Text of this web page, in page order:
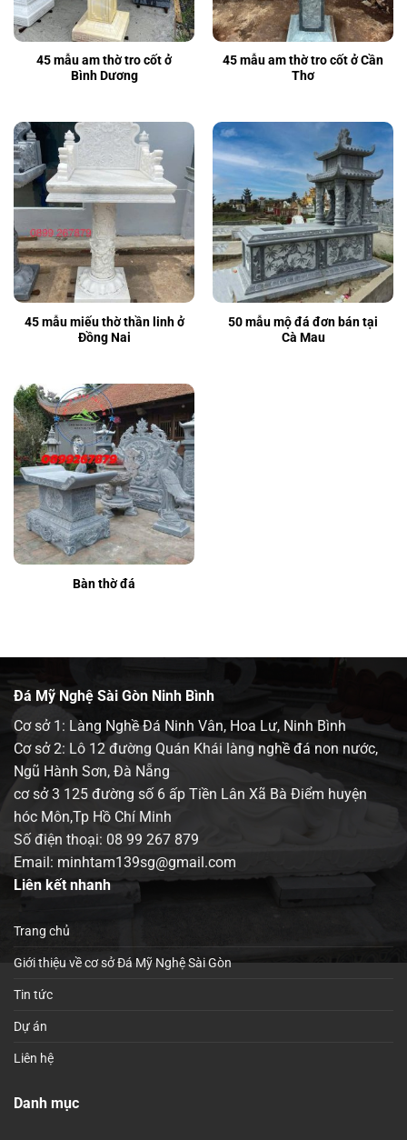
45 mẫu am thờ tro cốt ở
Bình Dương
45 mẫu am thờ tro cốt ở Cần
Thơ
45 mẫu miếu thờ thần linh ở
Đồng Nai
50 mẫu mộ đá đơn bán tại
Cà Mau
Bàn thờ đá
Đá Mỹ Nghệ Sài Gòn Ninh Bình
Cơ sở 1: Làng Nghề Đá Ninh Vân, Hoa Lư, Ninh Bình
Cơ sở 2: Lô 12 đường Quán Khái làng nghề đá non nước,
Ngũ Hành Sơn, Đà Nẵng
cơ sở 3 125 đường số 6 ấp Tiền Lân Xã Bà Điểm huyện
hóc Môn,Tp Hồ Chí Minh
Số điện thoại: 08 99 267 879
Email: minhtam139sg@gmail.com
Liên kết nhanh
Trang chủ
Giới thiệu về cơ sở Đá Mỹ Nghệ Sài Gòn
Tin tức
Dự án
Liên hệ
Danh mục